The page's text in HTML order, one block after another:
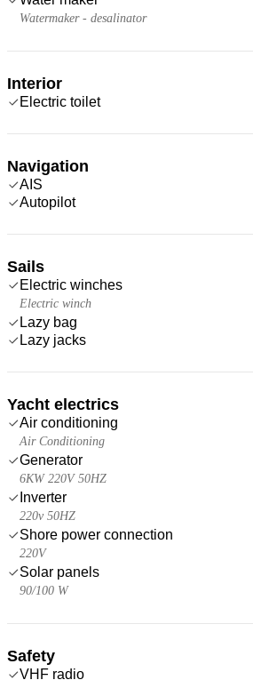
Watermaker - desalinator
Interior
Electric toilet
Navigation
AIS
Autopilot
Sails
Electric winches
Electric winch
Lazy bag
Lazy jacks
Yacht electrics
Air conditioning
Air Conditioning
Generator
6KW 220V 50HZ
Inverter
220v 50HZ
Shore power connection
220V
Solar panels
90/100 W
Safety
VHF radio